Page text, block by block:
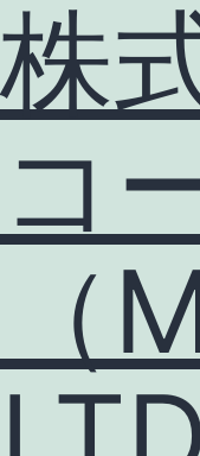
株
コ
（